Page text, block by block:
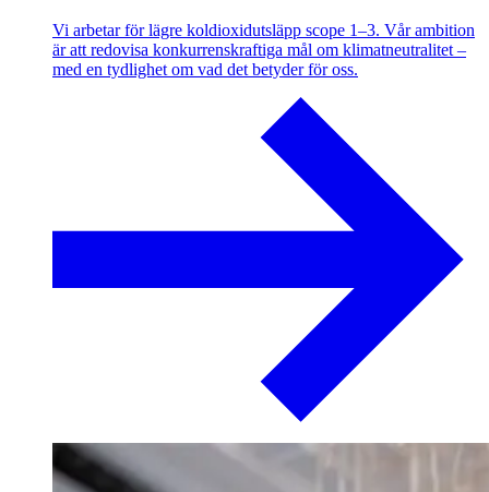
Vi arbetar för lägre koldioxidutsläpp scope 1–3. Vår ambition
är att redovisa konkurrenskraftiga mål om klimatneutralitet –
med en tydlighet om vad det betyder för oss.